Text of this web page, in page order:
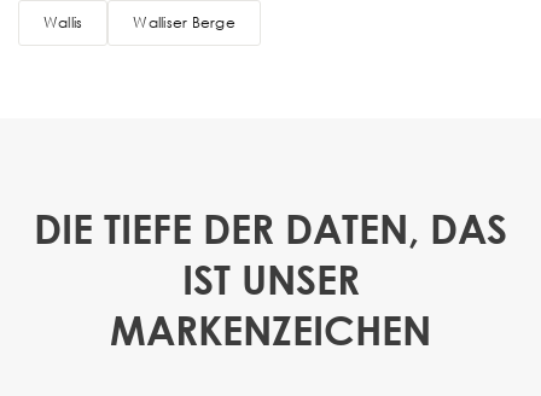
Wallis Walliser Berge
DIE TIEFE DER DATEN, DAS
IST UNSER
MARKENZEICHEN